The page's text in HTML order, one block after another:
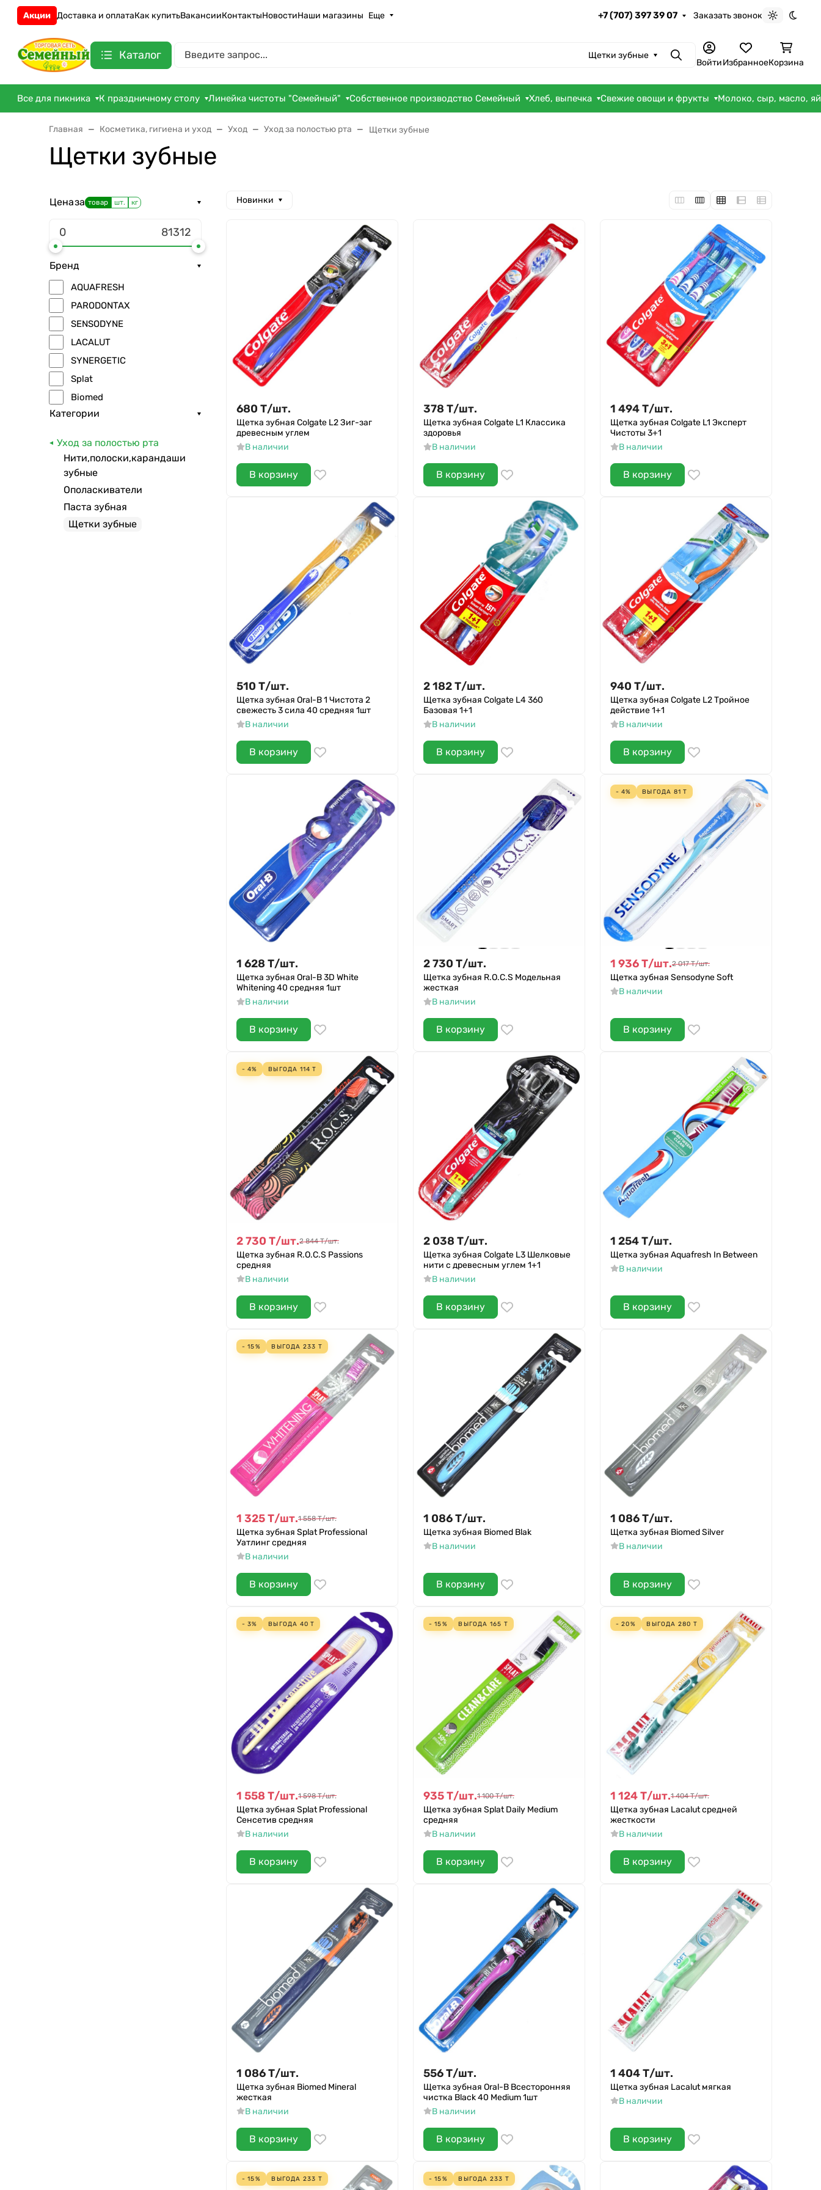
Акции Доставка и оплатаКак купитьВакансииКонтактыНовостиНаши магазины Еще +7 (707) 397 39 07 Заказать звонок
Светлая
Каталог Щетки зубные ПоискВойтиИзбранноеКорзина
Все для пикника К праздничному столу Линейка чистоты "Семейный" Собственное производство Семейный Хлеб, выпечка Свежие овощи и фрукты Молоко, сыр, масло,
Главная Косметика, гигиена и уход Уход Уход за полостью рта Щетки зубные
Щетки зубные
Ценаза товар шт. кг
Бренд
AQUAFRESH
PARODONTAX
SENSODYNE
LACALUT
SYNERGETIC
Splat
Biomed
ROCS
President
Global White
Oral-B
Pepsodent
Категории
Уход за полостью рта
Нити,полоски,карандаши
зубные
Ополаскиватели
Паста зубная
Щетки зубные
Новинки
680 Т/шт.
Щетка зубная Colgate L2 Зиг-заг
древесным углем
В наличии
В корзину
378 Т/шт.
Щетка зубная Colgate L1 Классика
здоровья
В наличии
В корзину
1 494Т/шт.
Щетка зубная Colgate L1 Эксперт
Чистоты 3+1
В наличии
В корзину
510 Т/шт.
Щетка зубная Oral-B 1 Чистота 2
свежесть 3 сила 40 средняя 1шт
В наличии
В корзину
2 182Т/шт.
Щетка зубная Colgate L4 360
Базовая 1+1
В наличии
В корзину
940 Т/шт.
Щетка зубная Colgate L2 Тройное
действие 1+1
В наличии
В корзину
1 628 Т/шт.
Щетка зубная Oral-B 3D White
Whitening 40 средняя 1шт
В наличии
В корзину
2 730 Т/шт.
Щетка зубная R.O.C.S Модельная
жесткая
В наличии
В корзину
- 4% ВЫГОДА 81 Т
1 936Т/шт.2 017 Т/шт.
Щетка зубная Sensodyne Soft
В наличии
В корзину
- 4% ВЫГОДА 114 Т
2 730 Т/шт.2 844 Т/шт.
Щетка зубная R.O.C.S Passions
средняя
В наличии
В корзину
2 038 Т/шт.
Щетка зубная Colgate L3 Шелковые
нити с древесным углем 1+1
В наличии
В корзину
1 254Т/шт.
Щетка зубная Aquafresh In Between
В наличии
В корзину
- 15% ВЫГОДА 233 Т
1 325Т/шт.1 558 Т/шт.
Щетка зубная Splat Professional
Уатлинг средняя
В наличии
В корзину
1 086Т/шт.
Щетка зубная Biomed Blak
В наличии
В корзину
1 086Т/шт.
Щетка зубная Biomed Silver
В наличии
В корзину
- 3% ВЫГОДА 40 Т
1 558 Т/шт.1 598 Т/шт.
Щетка зубная Splat Professional
Сенсетив средняя
В наличии
В корзину
- 15% ВЫГОДА 165 Т
935Т/шт.1 100 Т/шт.
Щетка зубная Splat Daily Medium
средняя
В наличии
В корзину
- 20% ВЫГОДА 280 Т
1 124Т/шт.1 404 Т/шт.
Щетка зубная Lacalut средней
жесткости
В наличии
В корзину
1 086Т/шт.
Щетка зубная Biomed Mineral
жесткая
В наличии
В корзину
556Т/шт.
Щетка зубная Oral-B Всесторонняя
чистка Black 40 Medium 1шт
В наличии
В корзину
1 404Т/шт.
Щетка зубная Lacalut мягкая
В наличии
В корзину
- 15% ВЫГОДА 233 Т - 15% ВЫГОДА 233 Т